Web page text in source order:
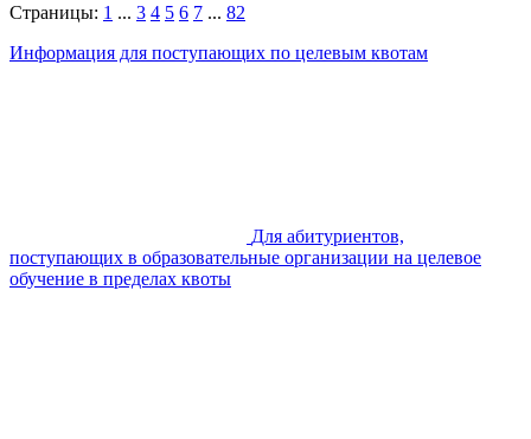
Страницы: 1 ... 3 4 5 6 7 ... 82
Информация для поступающих по целевым квотам
Для абитуриентов,
поступающих в образовательные организации на целевое
обучение в пределах квоты